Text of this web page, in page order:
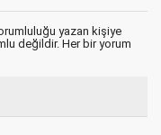
yazan kişiye
değildir. Her bir yorum